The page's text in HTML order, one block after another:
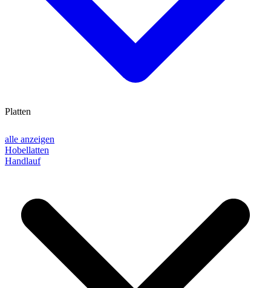
alle anzeigen
Hobellatten
Handlauf
Platten